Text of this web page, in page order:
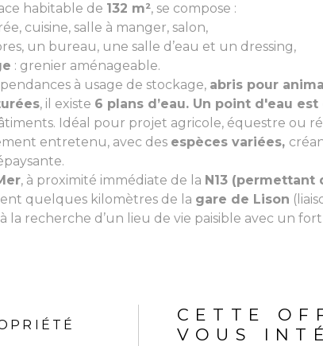
habitable de 132 m², se compose :
cuisine, salle à manger, salon,
un bureau, une salle d’eau et un dressing,
: grenier aménageable.
à usage de stockage, abris pour
, il existe 6 plans d’eau. Un point d'eau
Idéal pour projet agricole, équestre ou
entretenu, avec des espèces variées,
, à proximité immédiate de la N13
quelques kilomètres de la gare de Lison
recherche d’un lieu de vie paisible avec un
CETTE
VOUS